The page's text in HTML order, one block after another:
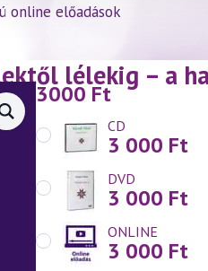
online előadások
lélekig – a
3000Ft
CD
3 000 Ft
DVD
3 000 Ft
ONLINE
3 000 Ft